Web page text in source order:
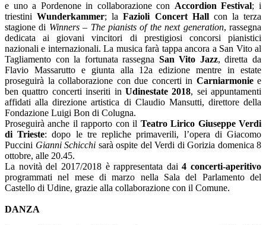
e uno a Pordenone in collaborazione con Accordion Festival; i
triestiniWunderkammer; laFazioli Concert Hall con la terza
stagione di Winners – The pianists of the next generation, rassegna
dedicata ai giovani vincitori di prestigiosi concorsi pianistici
nazionali e internazionali. La musica farà tappa ancora a San Vito al
Tagliamento con la fortunata rassegna San Vito Jazz, diretta da
Flavio Massarutto e giunta alla 12a edizione mentre in estate
proseguirà la collaborazione con due concerti in Carniarmoniee
ben quattro concerti inseriti in Udinestate 2018, sei appuntamenti
affidati alla direzione artistica di Claudio Mansutti, direttore della
Fondazione Luigi Bon di Colugna.
Proseguirà anche il rapporto con il Teatro Lirico Giuseppe Verdi
di Trieste: dopo le tre repliche primaverili, l’opera di Giacomo
Puccini Gianni Schicchi sarà ospite del Verdi di Gorizia domenica 8
ottobre, alle 20.45.
La novità del 2017/2018 è rappresentata dai4 concerti-aperitivo
programmati nel mese di marzo nella Sala del Parlamento del
Castello di Udine, grazie alla collaborazione con il Comune.
DANZA